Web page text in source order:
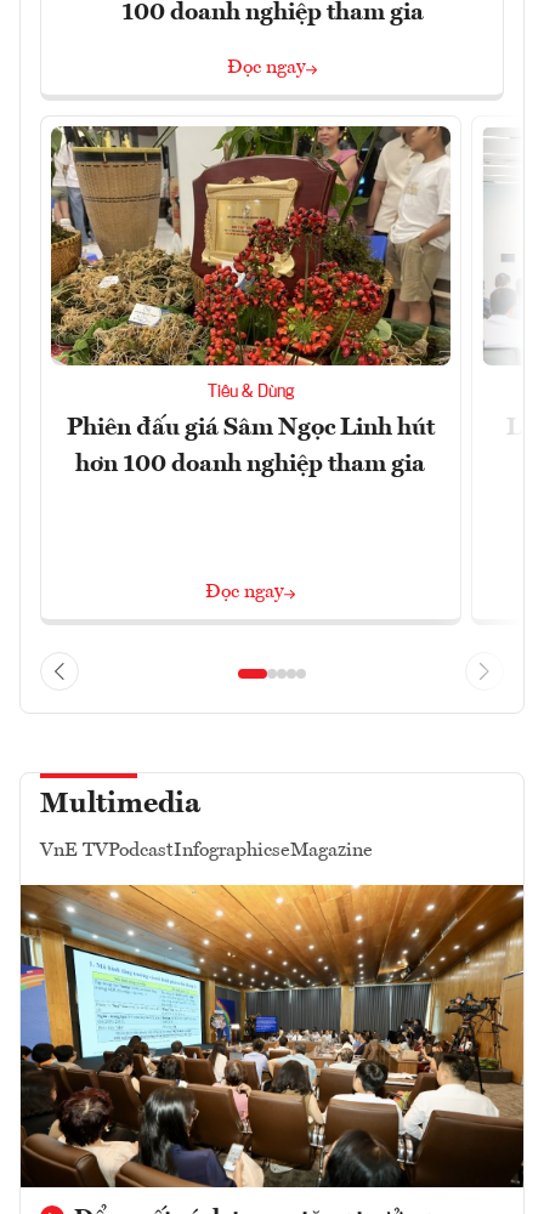
100 doanh nghiệp tham gia
Đọc ngay
Tiêu & Dùng
Phiên đấu giá Sâm Ngọc Linh hút
hơn 100 doanh nghiệp tham gia
Đọc ngay
Multimedia
VnE TVPodcastInfographicseMagazine